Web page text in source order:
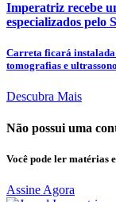
Imperatriz recebe
especializados pelo
Carreta ficará
tomografias e
Descubra Mais
Não possui uma
Você pode ler matérias
Assine Agora